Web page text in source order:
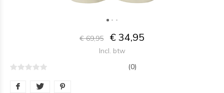
€ 69,95 € 34,95
Incl. btw
(0)